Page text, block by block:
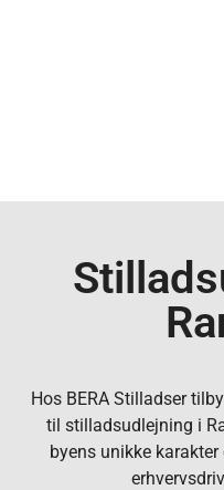
Hos BERA Stilladser
til stilladsudlejning i
byens unikke